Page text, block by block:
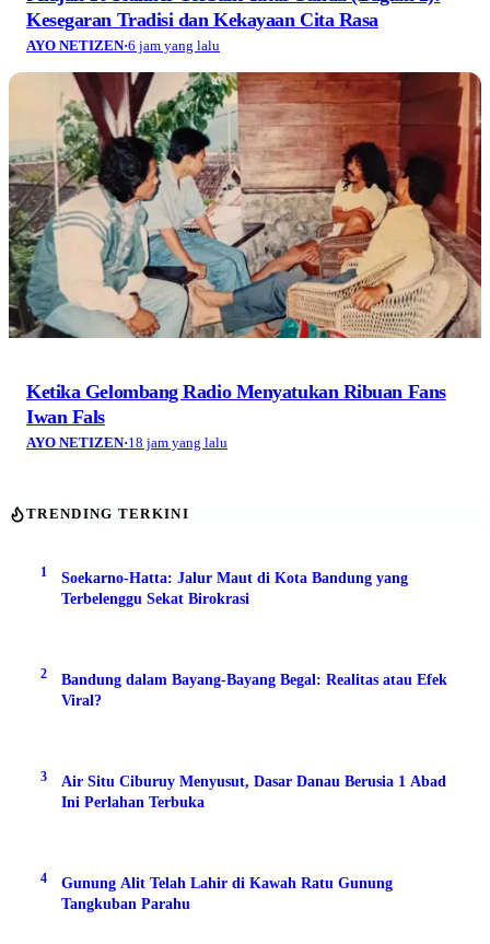
Kesegaran Tradisi dan Kekayaan Cita Rasa
AYO NETIZEN·6 jam yang lalu
Ketika Gelombang Radio Menyatukan Ribuan Fans
Iwan Fals
AYO NETIZEN·18 jam yang lalu
TRENDING TERKINI
1
Soekarno-Hatta: Jalur Maut di Kota Bandung yang
Terbelenggu Sekat Birokrasi
2
Bandung dalam Bayang-Bayang Begal: Realitas atau Efek
Viral?
3
Air Situ Ciburuy Menyusut, Dasar Danau Berusia 1 Abad
Ini Perlahan Terbuka
4
Gunung Alit Telah Lahir di Kawah Ratu Gunung
Tangkuban Parahu